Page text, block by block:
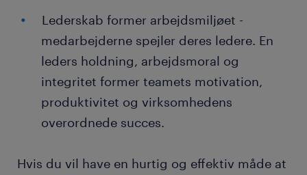
Lederskab former arbejdsmiljøet -
medarbejderne spejler deres ledere. En
leders holdning, arbejdsmoral og
integritet former teamets motivation,
produktivitet og virksomhedens
overordnede succes.
Hvis du vil have en hurtig og effektiv måde at